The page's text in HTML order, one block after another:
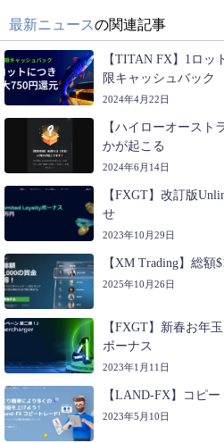
最新ニュースの関連記事
【TITAN FX】1ロッ
限キャッシュバック
2024年4月22日
【ハイローオースト
かが起こる
2024年6月14日
【FXGT】改訂版
せ
2023年10月29日
【XM Trading】総額
2025年10月26日
【FXGT】新春お年
ボーナス
2023年1月11日
【LAND-FX】コピ
2023年5月10日